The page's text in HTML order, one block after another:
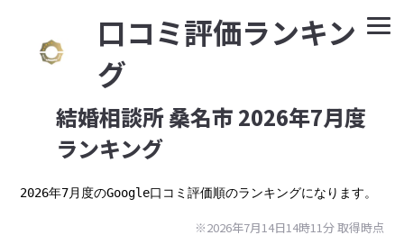
⼝コミ評価ランキン
グ
結婚相談所 桑名市 2026年7月度
ランキング
2026年7月度のGoogle口コミ評価順のランキングになります。
※2026年7月14日14時11分 取得時点